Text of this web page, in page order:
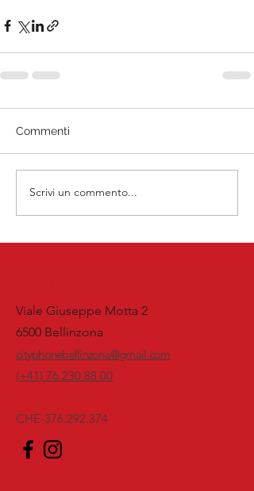
Commenti
Scrivi un commento...
Viale Giuseppe Motta 2
6500 Bellinzona
cityphonebellinzona@gmail.com
(+41) 76 230 88 00
CHE-376.292.374